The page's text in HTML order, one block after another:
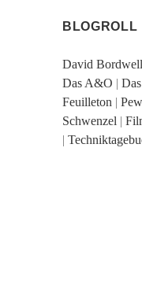
BLOGROLL
David Bordwell
Das A&O |
Feuilleton |
Schwenzel |
|